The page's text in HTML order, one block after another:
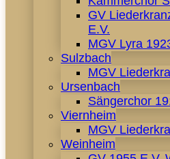
GV
E.V.
MGV Lyra
Sulzbach
MGV
Ursenbach
Sängerchor
Viernheim
MGV
Weinheim